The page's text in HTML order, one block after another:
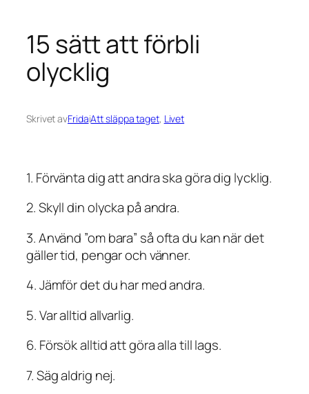
15 sätt att förbli
olycklig
Skrivet avFridaiAtt släppa taget, Livet
1. Förvänta dig att andra ska göra dig lycklig.
2. Skyll din olycka på andra.
3. Använd ”om bara” så ofta du kan när det
gäller tid, pengar och vänner.
4. Jämför det du har med andra.
5. Var alltid allvarlig.
6. Försök alltid att göra alla till lags.
7. Säg aldrig nej.